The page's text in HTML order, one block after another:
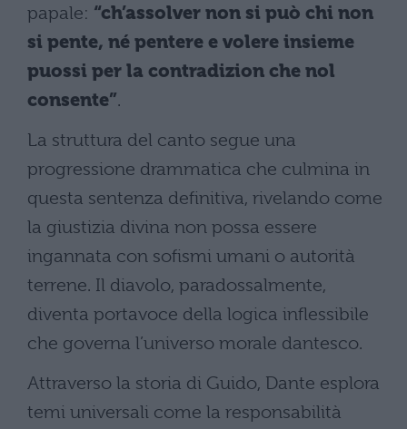
papale: “ch’assolver non si può chi non
si pente, né pentere e volere insieme
puossi per la contradizion che nol
consente”.
La struttura del canto segue una
progressione drammatica che culmina in
questa sentenza definitiva, rivelando come
la giustizia divina non possa essere
ingannata con sofismi umani o autorità
terrene. Il diavolo, paradossalmente,
diventa portavoce della logica inflessibile
che governa l’universo morale dantesco.
Attraverso la storia di Guido, Dante esplora
temi universali come la responsabilità